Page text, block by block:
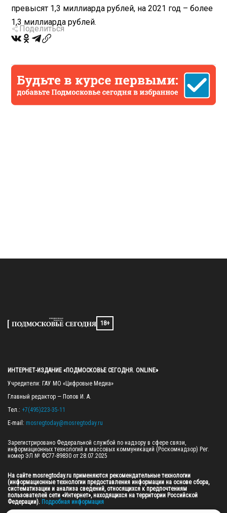
превысят 1,3 миллиарда рублей, на 2021 год – более
1,3 миллиарда рублей.
Поделиться
18+
ИНТЕРНЕТ-ИЗДАНИЕ «ПОДМОСКОВЬЕ СЕГОДНЯ. ONLINE»
Учредители: ГАУ МО «Цифровые Медиа»
Главный редактор — Попов И. А.
Тел.: +7(495)223-35-11
E-mail: mosregtoday@mosregtoday.ru
Зарегистрировано Федеральной службой по надзору в сфере связи,
информационных технологий и массовых коммуникаций (Роскомнадзор) Рег.
номер ЭЛ № ФС77-89830 от 28.07.2025
На сайте mosregtoday.ru применяются рекомендательные технологии
(информационные технологии предоставления информации на основе сбора,
систематизации и анализа сведений, относящихся к предпочтениям
пользователей сети «Интернет», находящихся на территории Российской
Федерации). Подробная информация